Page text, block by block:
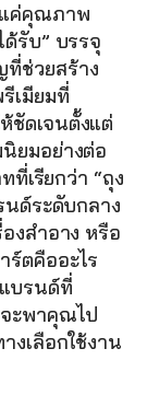
แค่คุณภาพ
รับ” บรรจุ
ช่วยสร้าง
เมียมที่
ชัดเจนตั้งแต่
ยมอย่างต่อ
ที่เรียกว่า “ถุง
นด์ระดับกลาง
งสำอาง หรือ
ตคืออะไร
บรนด์ที่
ะพาคุณไป
งเลือกใช้งาน